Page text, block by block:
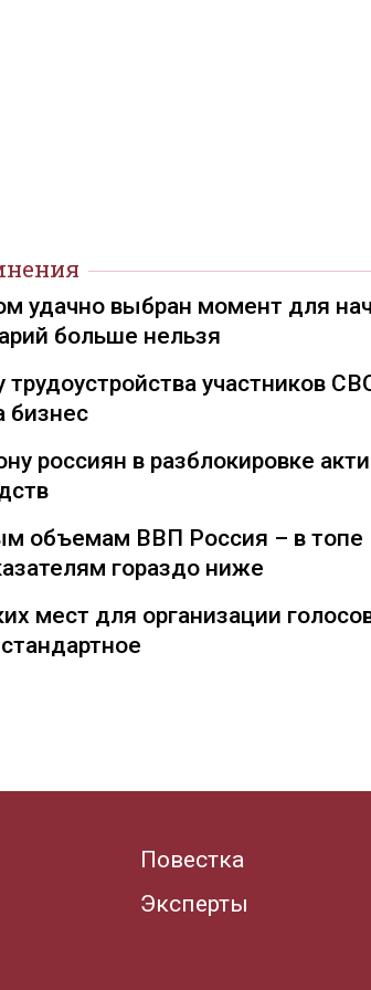
удачно выбран момент для
больше нельзя
участников
бизнес
россиян в разблокировке
объемам ВВП Россия – в топе
гораздо ниже
мест для организации
Повестка
Эксперты